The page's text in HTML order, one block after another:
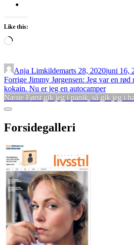
Like this:
Loading…
Anja Limkildemarts 28, 2020juni 16,
Indlægsnavigation
Forrige Forrige
indlæg:
Jimmy Jørgensen: Jeg var en rød
kokain. Nu er jeg en autocamper
Næste Næste
Først gik jeg i panik, så gik jeg i
Sidebar
Forsidegalleri